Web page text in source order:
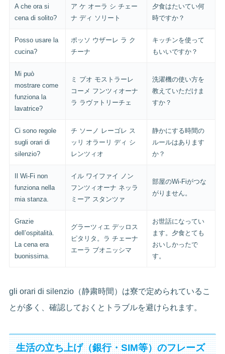
A che ora si
cena di solito?
ア ケ オーラ シ チェー
ナ ディ ソリート
夕食はたいてい何
時ですか？
Posso usare la
cucina?
ポッソ ウザーレ ラ ク
チーナ
キッチンを使って
もいいですか？
Mi può
mostrare come
funziona la
lavatrice?
ミ プオ モストラーレ
コーメ フンツィオーナ
ラ ラヴァトリーチェ
洗濯機の使い方を
教えていただけま
すか？
Ci sono regole
sugli orari di
silenzio?
チ ソーノ レーゴレ ス
ッリ オラーリ ディ シ
レンツィオ
静かにする時間の
ルールはあります
か？
Il Wi-Fi non
funziona nella
mia stanza.
イル ワイファイ ノン
フンツィオーナ ネッラ
ミーア スタンツァ
部屋のWi-Fiがつな
がりません。
Grazie
dell’ospitalità.
La cena era
buonissima.
グラーツィエ デッロス
ピタリタ。ラ チェーナ
エーラ ブオニッシマ
お世話になってい
ます。夕食とても
おいしかったで
す。
gli orari di silenzio（静粛時間）は寮で定められているこ
とが多く、確認しておくとトラブルを避けられます。
生活の立ち上げ（銀行・SIM等）のフレーズ